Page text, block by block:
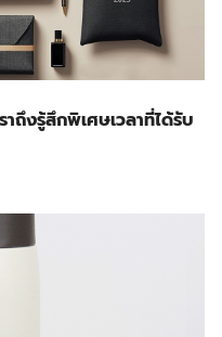
าถึงรู้สึกพิเศษเวลาที่ได้รับ